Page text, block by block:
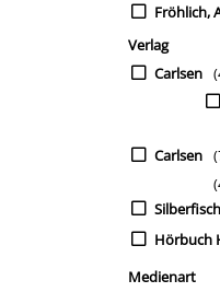
Fröhlich,
Verlag
Carlsen
Carlsen
Silberfisch
Hörbuch
Medienart